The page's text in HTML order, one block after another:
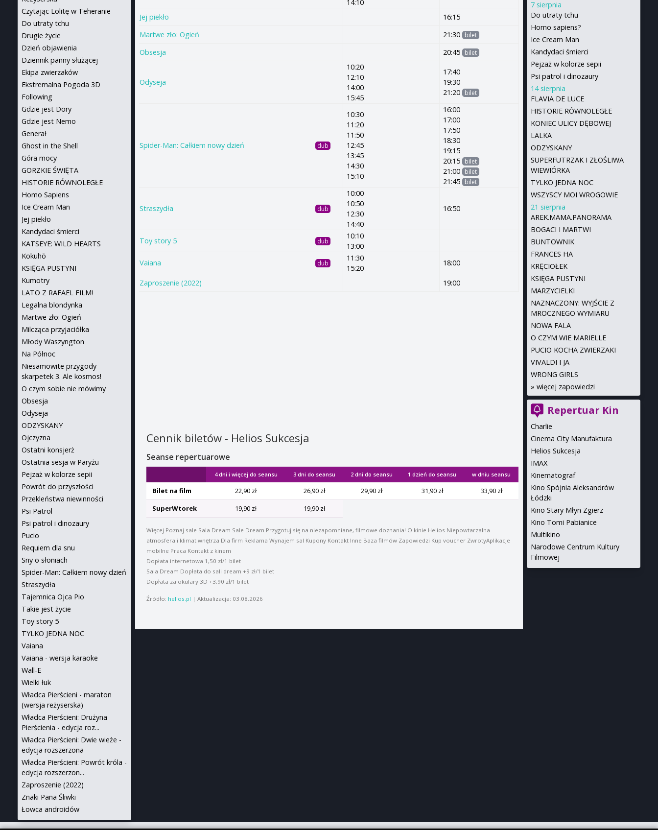
14:10
Jej piekło
16:15
Martwe zło: Ogień
21:30 bilet
Obsesja 20:45 bilet
Odyseja
10:20
12:10
14:00
15:45
17:40
19:30
21:20 bilet
Spider-Man: Całkiem nowy dzień dub
10:30
11:20
11:50
12:45
13:45
14:30
15:10
16:00
17:00
17:50
18:30
19:15
20:15 bilet
21:00 bilet
21:45 bilet
Straszydła dub
10:00
10:50
12:30
14:40
16:50
Toy story 5 dub
10:10
13:00
Vaiana
dub
11:30
15:20
18:00
Zaproszenie (2022) 19:00
Cennik biletów - Helios Sukcesja
Seanse repertuarowe
4 dni i więcej do seansu 3 dni do seansu 2 dni do seansu 1 dzień do seansu w dniu seansu
Bilet na film 22,90 zł 26,90 zł 29,90 zł 31,90 zł
33,90 zł
SuperWtorek
19,90 zł 19,90 zł
Więcej Poznaj sale Sala Dream Sale Dream Przygotuj się na niezapomniane, filmowe doznania! O kinie Helios Niepowtarzalna
atmosfera i klimat wnętrza Dla firm Reklama Wynajem sal Kupony Kontakt Inne Baza filmów Zapowiedzi Kup voucher ZwrotyAplikacje
mobilne Praca Kontakt z kinem
Dopłata internetowa 1,50 zł/1 bilet
Sala Dream Dopłata do sali dream +9 zł/1 bilet
Dopłata za okulary 3D +3,90 zł/1 bilet
Źródło: helios.pl | Aktualizacja: 03.08.2026
7 sierpnia
Do utraty tchu
Homo sapiens?
Ice Cream Man
Kandydaci śmierci
Pejzaż w kolorze sepii
Psi patrol i dinozaury
14 sierpnia
FLAVIA DE LUCE
HISTORIE RÓWNOLEGŁE
KONIEC ULICY DĘBOWEJ
LALKA
ODZYSKANY
SUPERFUTRZAK I ZŁOŚLIWA
WIEWIÓRKA
TYLKO JEDNA NOC
WSZYSCY MOI WROGOWIE
21 sierpnia
AREK.MAMA.PANORAMA
BOGACI I MARTWI
BUNTOWNIK
FRANCES HA
KRĘCIOŁEK
KSIĘGA PUSTYNI
MARZYCIELKI
NAZNACZONY: WYJŚCIE Z
MROCZNEGO WYMIARU
NOWA FALA
O CZYM WIE MARIELLE
PUCIO KOCHA ZWIERZAKI
VIVALDI I JA
WRONG GIRLS
» więcej zapowiedzi
Repertuar Kin
Charlie
Cinema City Manufaktura
Helios Sukcesja
IMAX
Kinematograf
Kino Spójnia Aleksandrów
Łódzki
Kino Stary Młyn Zgierz
Kino Tomi Pabianice
Multikino
Narodowe Centrum Kultury
Filmowej
Czytając Lolitę w Teheranie
Do utraty tchu
Drugie życie
Dzień objawienia
Dziennik panny służącej
Ekipa zwierzaków
Ekstremalna Pogoda 3D
Following
Gdzie jest Dory
Gdzie jest Nemo
Generał
Ghost in the Shell
Góra mocy
GORZKIE ŚWIĘTA
HISTORIE RÓWNOLEGŁE
Homo Sapiens
Ice Cream Man
Jej piekło
Kandydaci śmierci
KATSEYE: WILD HEARTS
Kokuhō
KSIĘGA PUSTYNI
Kumotry
LATO Z RAFAEL FILM!
Legalna blondynka
Martwe zło: Ogień
Milcząca przyjaciółka
Młody Waszyngton
Na Północ
Niesamowite przygody
skarpetek 3. Ale kosmos!
O czym sobie nie mówimy
Obsesja
Odyseja
ODZYSKANY
Ojczyzna
Ostatni konsjerż
Ostatnia sesja w Paryżu
Pejzaż w kolorze sepii
Powrót do przyszłości
Przekleństwa niewinności
Psi Patrol
Psi patrol i dinozaury
Pucio
Requiem dla snu
Sny o słoniach
Spider-Man: Całkiem nowy dzień
Straszydła
Tajemnica Ojca Pio
Takie jest życie
Toy story 5
TYLKO JEDNA NOC
Vaiana
Vaiana - wersja karaoke
Wall-E
Wielki łuk
Władca Pierścieni - maraton
(wersja reżyserska)
Władca Pierścieni: Drużyna
Pierścienia - edycja roz...
Władca Pierścieni: Dwie wieże -
edycja rozszerzona
Władca Pierścieni: Powrót króla -
edycja rozszerzon...
Zaproszenie (2022)
Znaki Pana Śliwki
Łowca androidów